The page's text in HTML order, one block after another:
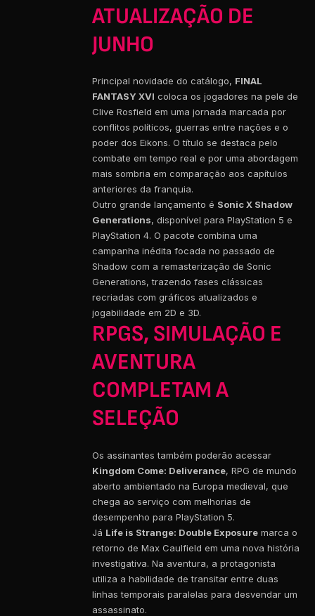
ATUALIZAÇÃO DE
JUNHO
Principal novidade do catálogo, FINAL
FANTASY XVI coloca os jogadores na pele de
Clive Rosfield em uma jornada marcada por
conflitos políticos, guerras entre nações e o
poder dos Eikons. O título se destaca pelo
combate em tempo real e por uma abordagem
mais sombria em comparação aos capítulos
anteriores da franquia.
Outro grande lançamento é Sonic X Shadow
Generations, disponível para PlayStation 5 e
PlayStation 4. O pacote combina uma
campanha inédita focada no passado de
Shadow com a remasterização de Sonic
Generations, trazendo fases clássicas
recriadas com gráficos atualizados e
jogabilidade em 2D e 3D.
RPGS, SIMULAÇÃO E
AVENTURA
COMPLETAM A
SELEÇÃO
Os assinantes também poderão acessar
Kingdom Come: Deliverance, RPG de mundo
aberto ambientado na Europa medieval, que
chega ao serviço com melhorias de
desempenho para PlayStation 5.
Já Life is Strange: Double Exposure marca o
retorno de Max Caulfield em uma nova história
investigativa. Na aventura, a protagonista
utiliza a habilidade de transitar entre duas
linhas temporais paralelas para desvendar um
assassinato.